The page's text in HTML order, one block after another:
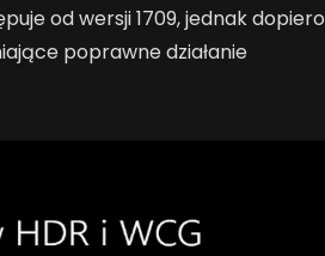
od wersji 1709, jednak dopiero
poprawne działanie